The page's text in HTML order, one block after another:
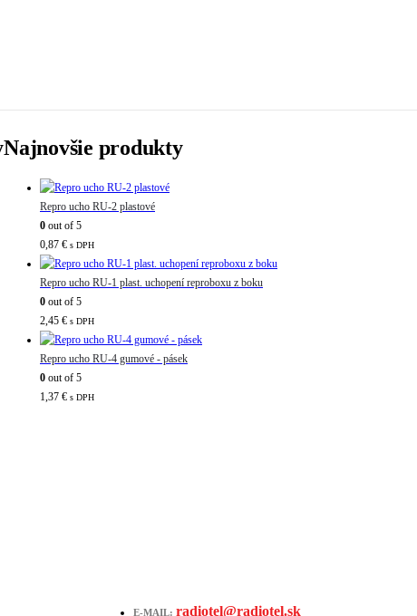
Najnovšie produkty
Repro ucho RU-2 plastové
0 out of 5
0,87 € s DPH
Repro ucho RU-1 plast. uchopení reproboxu z boku
0 out of 5
2,45 € s DPH
Repro ucho RU-4 gumové - pásek
0 out of 5
1,37 € s DPH
E-MAIL: radiotel@radiotel.sk